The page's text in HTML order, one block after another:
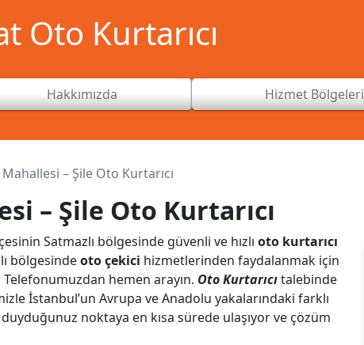
Oto Kurtarıcı
Hakkımızda Hizmet Bölgeleri
Mahallesi – Şile Oto Kurtarıcı
– Şile Oto Kurtarıcı
Satmazlı bölgesinde güvenli ve hızlı oto kurtarıcı
bölgesindeoto çekici hizmetlerinden faydalanmak için
Telefonumuzdan hemen arayın. Oto Kurtarıcıtalebinde
İstanbul’un Avrupa ve Anadolu yakalarındaki farklı
noktaya en kısa sürede ulaşıyor ve çözüm